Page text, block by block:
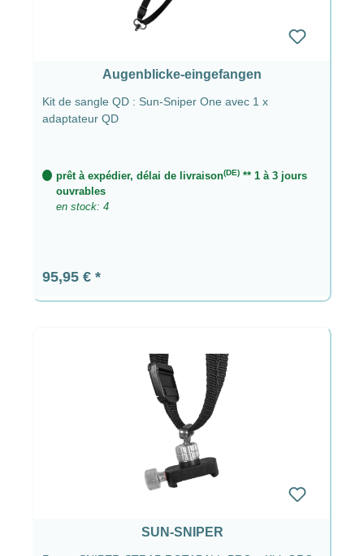
Augenblicke-eingefangen
Kit de sangle QD : Sun-Sniper One avec 1 x
adaptateur QD
prêt à expédier, délai de livraison(DE) ** 1 à 3 jours
ouvrables
en stock: 4
Prix régulier :
95,95 €
SUN-SNIPER